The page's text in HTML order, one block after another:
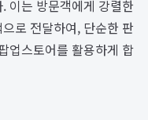
이는 방문객에게 강렬한
로 전달하여, 단순한 판
업스토어를 활용하게 합